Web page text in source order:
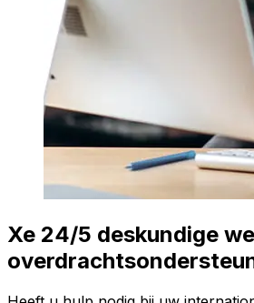
Xe 24/5 deskundige